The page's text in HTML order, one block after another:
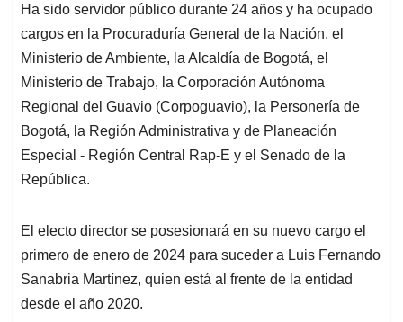
Ha sido servidor público durante 24 años y ha ocupado
cargos en la Procuraduría General de la Nación, el
Ministerio de Ambiente, la Alcaldía de Bogotá, el
Ministerio de Trabajo, la Corporación Autónoma
Regional del Guavio (Corpoguavio), la Personería de
Bogotá, la Región Administrativa y de Planeación
Especial - Región Central Rap-E y el Senado de la
República.
El electo director se posesionará en su nuevo cargo el
primero de enero de 2024 para suceder a Luis Fernando
Sanabria Martínez, quien está al frente de la entidad
desde el año 2020.